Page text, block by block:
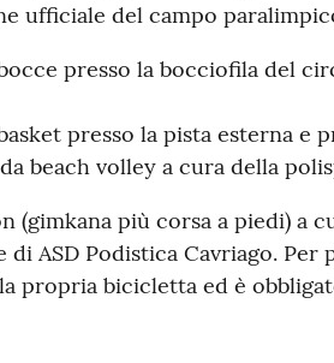
ufficiale del campo
presso la bocciofila del
presso la pista esterna e
beach volley a cura della
(gimkana più corsa a piedi) a
di ASD Podistica Cavriago.
propria bicicletta ed è